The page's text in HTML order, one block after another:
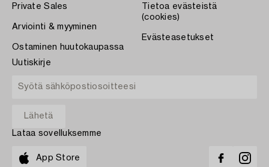
Private Sales
Arviointi & myyminen
Ostaminen huutokaupassa
Tietoa evästeistä
(cookies)
Evästeasetukset
Uutiskirje
Lataa sovelluksemme
App Store